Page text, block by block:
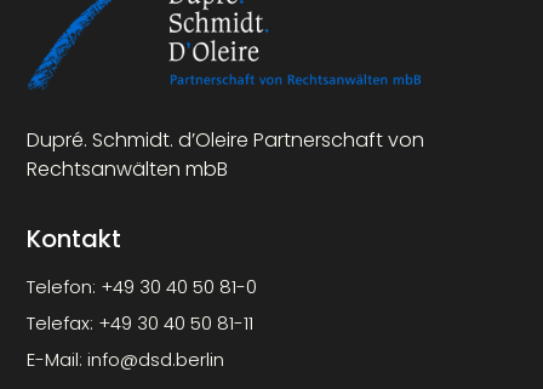
Dupré. Schmidt. d’Oleire Partnerschaft von
Rechtsanwälten mbB
Kontakt
Telefon: +49 30 40 50 81-0
Telefax: +49 30 40 50 81-11
E-Mail:info@dsd.berlin